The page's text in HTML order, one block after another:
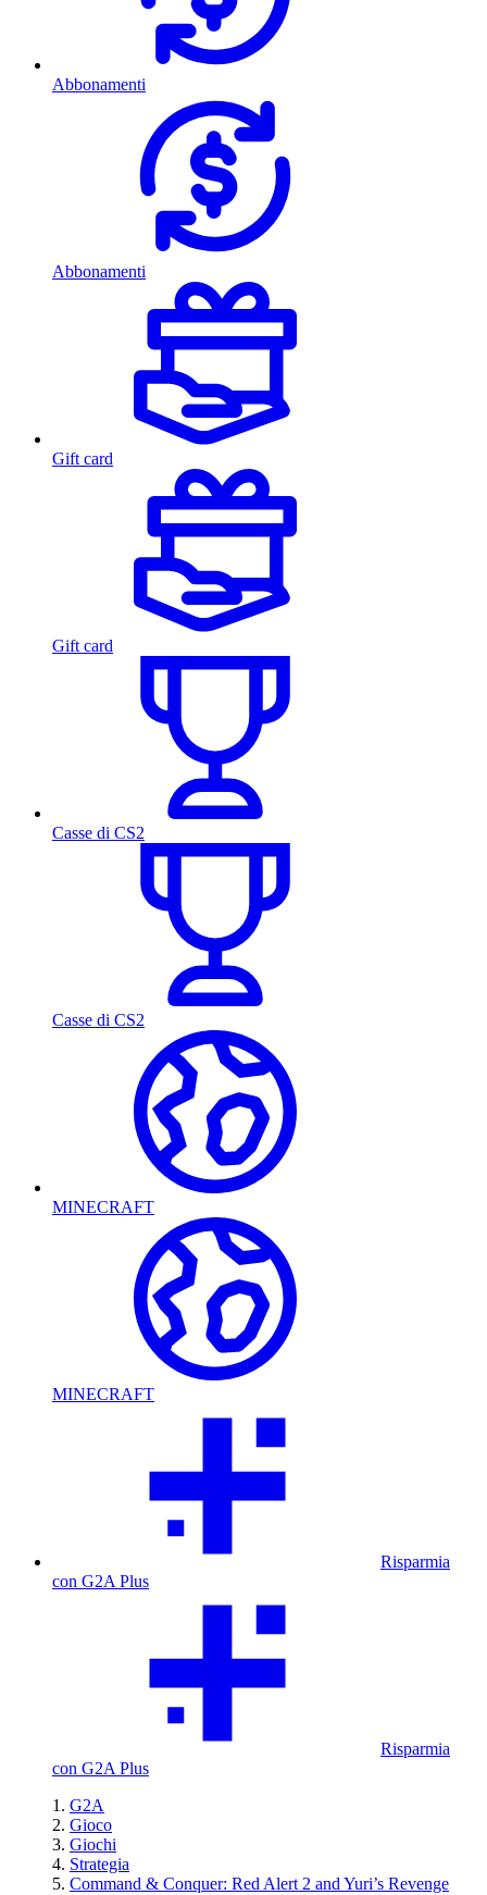
Abbonamenti
Abbonamenti
Gift card
Gift card
Casse di CS2
Casse di CS2
MINECRAFT
MINECRAFT
Risparmia
con G2A Plus
Risparmia
con G2A Plus
G2A
Gioco
Giochi
Strategia
Command & Conquer: Red Alert 2 and Yuri’s Revenge